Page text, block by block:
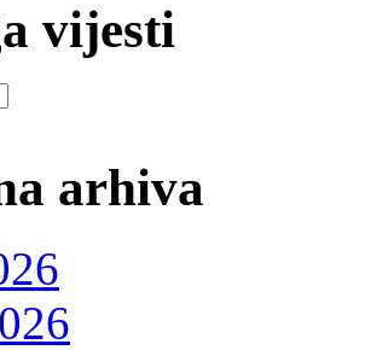
vijesti
arhiva